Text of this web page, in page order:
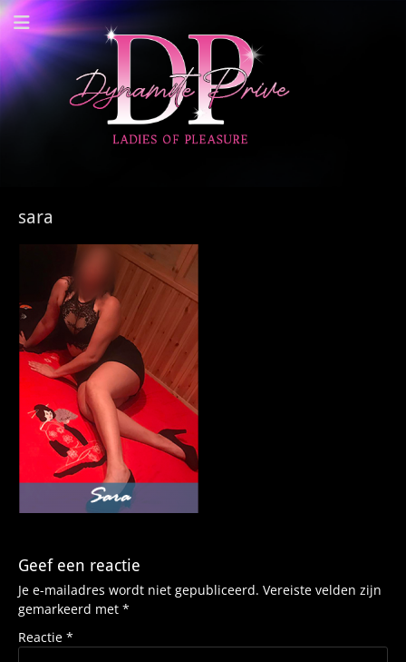
Dynamite Prive -
Privehuis Nieuwegein
sara
Geef een reactie
Je e-mailadres wordt niet gepubliceerd. Vereiste velden zijn
gemarkeerd met *
Reactie *